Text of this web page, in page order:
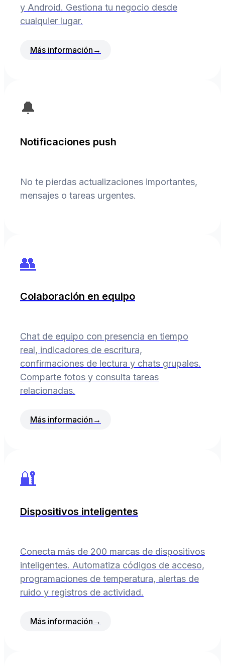
y Android. Gestiona tu negocio desde
cualquier lugar.
Más información →
🔔
Notificaciones push
No te pierdas actualizaciones importantes,
mensajes o tareas urgentes.
👥
Colaboración en equipo
Chat de equipo con presencia en tiempo
real, indicadores de escritura,
confirmaciones de lectura y chats grupales.
Comparte fotos y consulta tareas
relacionadas.
Más información →
🔐
Dispositivos inteligentes
Conecta más de 200 marcas de dispositivos
inteligentes. Automatiza códigos de acceso,
programaciones de temperatura, alertas de
ruido y registros de actividad.
Más información →